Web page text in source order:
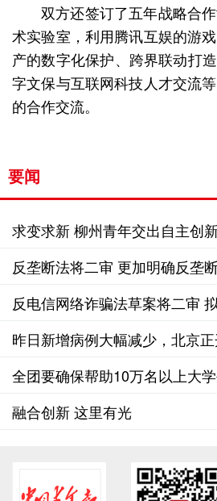
双方还签订了五年战略合
术实验室，利用腾讯互娱的游
产的数字化保护、跨界联动打
字文保与互联网科技人才交流
的合作交流。
要闻
求变求新 柳州青年交出自主创
反垄断法将二审 更加明确反垄
适用规则
反电信网络诈骗法草案将二审
力度
昨日新增病例大幅减少，北京
大排查
全团要确保帮助10万名以上大
融合创新 这里有光